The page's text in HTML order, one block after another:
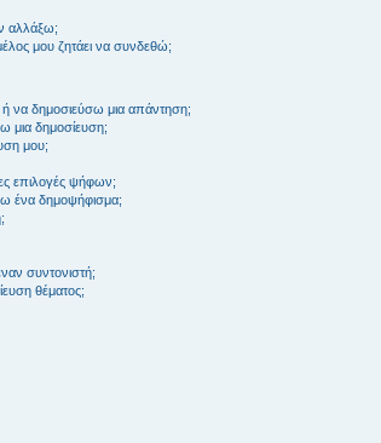
αλλάξω;
μου ζητάει να συνδεθώ;
να δημοσιεύσω μια απάντηση;
μια δημοσίευση;
μου;
επιλογές ψήφων;
ένα δημοψήφισμα;
συντονιστή;
θέματος;